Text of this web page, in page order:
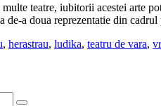
teatre, iubitorii acestei arte
de-a doua reprezentatie din
, herastrau, ludika, teatru de vara,